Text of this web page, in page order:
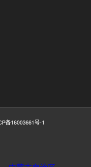
备16003661号-1